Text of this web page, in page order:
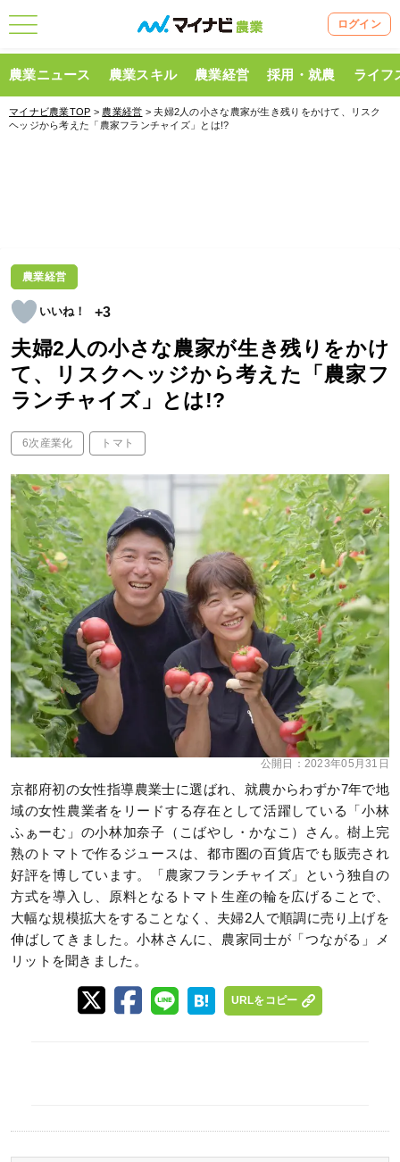
ログイン
農業ニュース 農業スキル 農業経営 採用・就農 ライフ
マイナビ農業TOP > 農業経営 > 夫婦2人の小さな農家が生き残りをかけて、リスク
ヘッジから考えた「農家フランチャイズ」とは!?
農業経営
+3
夫婦2人の小さな農家が生き残りをかけ
て、リスクヘッジから考えた「農家フ
ランチャイズ」とは!?
6次産業化 トマト
公開日： 2023年05月31日
京都府初の女性指導農業士に選ばれ、就農からわずか7年で地
域の女性農業者をリードする存在として活躍している「小林
ふぁーむ」の小林加奈子（こばやし・かなこ）さん。樹上完
熟のトマトで作るジュースは、都市圏の百貨店でも販売され
好評を博しています。「農家フランチャイズ」という独自の
方式を導入し、原料となるトマト生産の輪を広げることで、
大幅な規模拡大をすることなく、夫婦2人で順調に売り上げを
伸ばしてきました。小林さんに、農家同士が「つながる」メ
リットを聞きました。
URLをコピー